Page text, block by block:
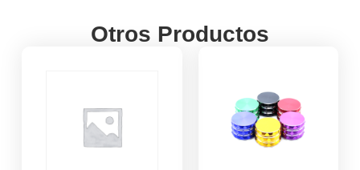
Otros Productos